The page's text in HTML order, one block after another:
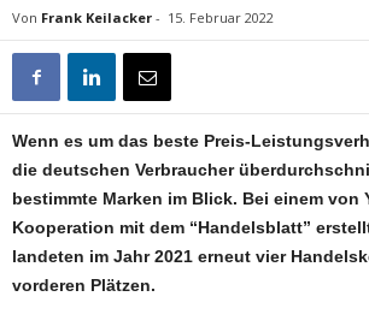
Von Frank Keilacker - 15. Februar 2022
Wenn es um das beste Preis-
die deutschen Verbraucher
bestimmte Marken im Blick. Bei einem von
Kooperation mit dem “Handelsblatt”
landeten im Jahr 2021 erneut vier
vorderen Plätzen.